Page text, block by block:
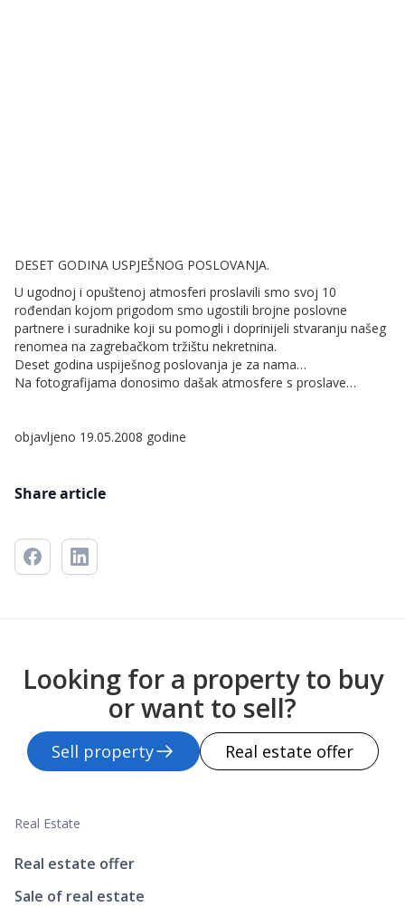
DESET GODINA USPJEŠNOG POSLOVANJA.
U ugodnoj i opuštenoj atmosferi proslavili smo svoj 10
rođendan kojom prigodom smo ugostili brojne poslovne
partnere i suradnike koji su pomogli i doprinijeli stvaranju našeg
renomea na zagrebačkom tržištu nekretnina.
Deset godina uspiješnog poslovanja je za nama…
Na fotografijama donosimo dašak atmosfere s proslave…
objavljeno 19.05.2008 godine
Share article
Looking for a property to buy
or want to sell?
Sell property Real estate offer
Real Estate
Real estate offer
Sale of real estate